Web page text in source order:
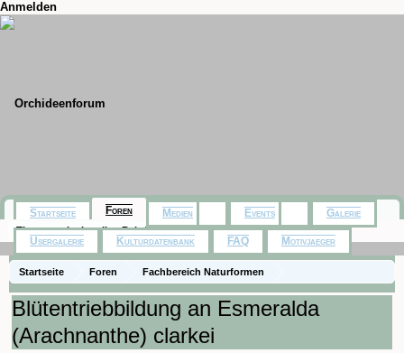
Anmelden
Startseite Foren
Fachbereich Naturformen
Rund um die Pflege
Blütentriebbildung an Esmeralda
(Arachnanthe) clarkei
Startseite Foren
Themen mit aktuellen Beiträgen
Medien Events Galerie
Usergalerie Kulturdatenbank FAQ Motivjaeger